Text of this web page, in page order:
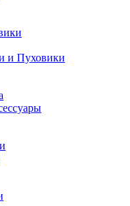
и Пуховики